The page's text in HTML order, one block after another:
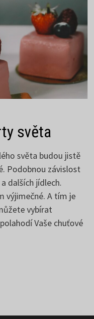
světa
světa budou jistě
Podobnou závislost
dalších jídlech.
výjimečné. A tím je
vybírat
Vaše chuťové